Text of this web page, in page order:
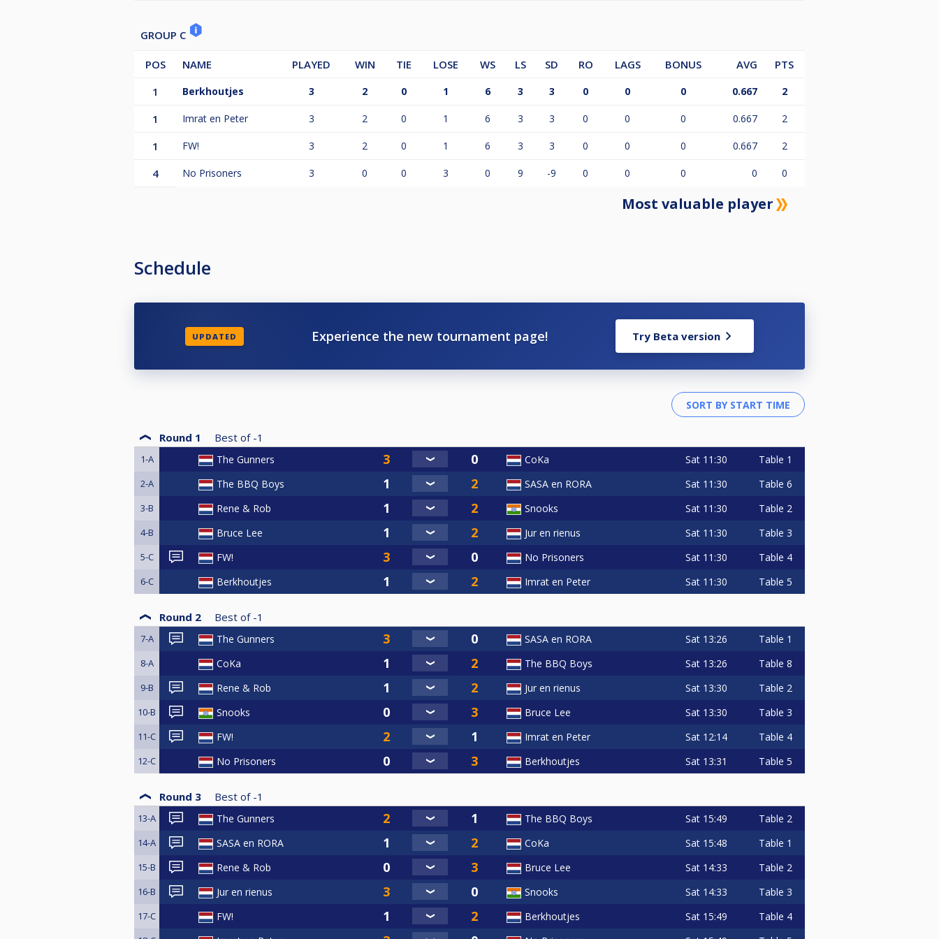
GROUP C
POS NAME PLAYED WIN TIE LOSE WS LS SD RO LAGS BONUS AVG
PTS
1
Berkhoutjes 3 2 0 1 6 3 3 0 0 0 0.667 2
1 Imrat en Peter 3 2 0 1 6 3 3 0 0 0 0.667 2
1 FW! 3 2 0 1 6 3 3 0 0 0 0.667 2
4 No Prisoners 3 0 0 3 0 9 -9 0 0 0 0 0
Most valuable player
Schedule
UPDATED Experience the new tournament page! Try Beta version
Round 1 Best of -1
1-A The Gunners CoKa Sat 11:30 Table 1
2-A The BBQ Boys SASA en RORA Sat 11:30 Table 6
3-B Rene & Rob Snooks Sat 11:30 Table 2
4-B Bruce Lee Jur en rienus Sat 11:30 Table 3
5-C FW! No Prisoners Sat 11:30 Table 4
6-C Berkhoutjes Imrat en Peter Sat 11:30 Table 5
Round 2 Best of -1
7-A The Gunners SASA en RORA Sat 13:26 Table 1
8-A CoKa The BBQ Boys Sat 13:26 Table 8
9-B Rene & Rob Jur en rienus Sat 13:30 Table 2
10-B Snooks Bruce Lee Sat 13:30 Table 3
11-C FW! Imrat en Peter Sat 12:14 Table 4
12-C No Prisoners Berkhoutjes Sat 13:31 Table 5
Round 3 Best of -1
13-A The Gunners The BBQ Boys Sat 15:49 Table 2
14-A SASA en RORA CoKa Sat 15:48 Table 1
15-B Rene & Rob Bruce Lee Sat 14:33 Table 2
16-B Jur en rienus Snooks Sat 14:33 Table 3
17-C FW! Berkhoutjes Sat 15:49 Table 4